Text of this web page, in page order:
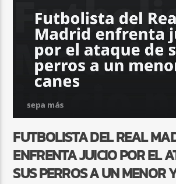
Beone Radio
FUTBOLISTA DEL REAL
ENFRENTA JUICIO POR EL
SUS PERROS A UN MENOR